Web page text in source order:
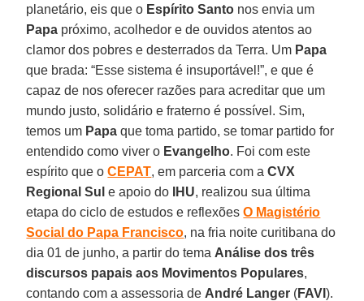
planetário, eis que o Espírito Santo nos envia um
Papa próximo, acolhedor e de ouvidos atentos ao
clamor dos pobres e desterrados da Terra. Um Papa
que brada: “Esse sistema é insuportável!”, e que é
capaz de nos oferecer razões para acreditar que um
mundo justo, solidário e fraterno é possível. Sim,
temos um Papa que toma partido, se tomar partido for
entendido como viver o Evangelho. Foi com este
espírito que oCEPAT, em parceria com aCVX
Regional Sul e apoio do IHU, realizou sua última
etapa do ciclo de estudos e reflexõesO Magistério
Social do Papa Francisco, na fria noite curitibana do
dia 01 de junho, a partir do tema Análise dos três
discursos papais aos Movimentos Populares,
contando com a assessoria de André Langer (FAVI).